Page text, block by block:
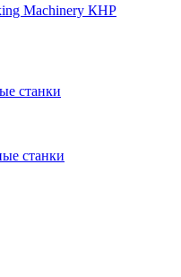
Machinery КНР
станки
станки